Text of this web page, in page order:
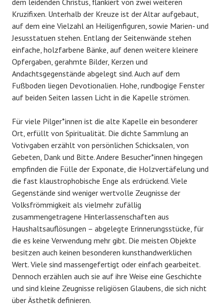
dem leidenden Christus, flankiert von zwei weiteren
Kruzifixen. Unterhalb der Kreuze ist der Altar aufgebaut,
auf dem eine Vielzahl an Heiligenfiguren, sowie Marien- und
Jesusstatuen stehen. Entlang der Seitenwände stehen
einfache, holzfarbene Bänke, auf denen weitere kleinere
Opfergaben, gerahmte Bilder, Kerzen und
Andachtsgegenstände abgelegt sind. Auch auf dem
Fußboden liegen Devotionalien. Hohe, rundbogige Fenster
auf beiden Seiten lassen Licht in die Kapelle strömen.
Für viele Pilger*innen ist die alte Kapelle ein besonderer
Ort, erfüllt von Spiritualität. Die dichte Sammlung an
Votivgaben erzählt von persönlichen Schicksalen, von
Gebeten, Dank und Bitte. Andere Besucher*innen hingegen
empfinden die Fülle der Exponate, die Holzvertäfelung und
die fast klaustrophobische Enge als erdrückend. Viele
Gegenstände sind weniger wertvolle Zeugnisse der
Volksfrömmigkeit als vielmehr zufällig
zusammengetragene Hinterlassenschaften aus
Haushaltsauflösungen – abgelegte Erinnerungsstücke, für
die es keine Verwendung mehr gibt. Die meisten Objekte
besitzen auch keinen besonderen kunsthandwerklichen
Wert. Viele sind massengefertigt oder einfach gearbeitet.
Dennoch erzählen auch sie auf ihre Weise eine Geschichte
und sind kleine Zeugnisse religiösen Glaubens, die sich nicht
über Ästhetik definieren.